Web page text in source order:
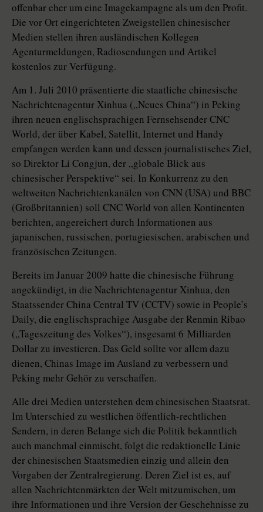
offenbar eher um eine Imagekampagne als um den Profit.
Die vor Ort eingerichteten Zweigstellen chinesischer
Medien stellen ihren ausländischen Kollegen
Agenturmeldungen, Radiosendungen und Artikel
kostenlos zur Verfügung.
Am 1. Juli 2010 präsentierte die staatliche chinesische
Nachrichtenagentur Xinhua („Neues China“) in Peking
ihren neuen englischsprachigen Fernsehsender CNC
World, der über Kabel, Satellit, Internet und Handy
empfangen werden kann und dessen journalistisches Ziel,
so Direktor Li Congjun, der „globale Blick aus
chinesischer Perspektive“ sei. In Konkurrenz zu den
weltweiten Nachrichtenkanälen von CNN (USA) und BBC
(Großbritannien) soll CNC World von allen Kontinenten
berichten, angereichert durch Informationen aus
japanischen, russischen, portugiesischen, arabischen und
französischen Zeitungen.
Bereits im Januar 2009 hatte die chinesische Führung
angekündigt, in die Nachrichtenagentur Xinhua, den
Staatssender China Central TV (CCTV) sowie in People’s
Daily, die englischsprachige Ausgabe der Renmin Ribao
(„Tageszeitung des Volkes“), insgesamt 6 Milliarden
Dollar zu investieren. Das Geld sollte vor allem dazu
dienen, Chinas Image im Ausland zu verbessern und
Peking mehr Gehör zu verschaffen.
Alle drei Medien unterstehen dem chinesischen Staatsrat.
Im Unterschied zu westlichen öffentlich-rechtlichen
Sendern, in deren Belange sich die Politik bekanntlich
auch manchmal einmischt, folgt die redaktionelle Linie
der chinesischen Staatsmedien einzig und allein den
Vorgaben der Zentralregierung. Deren Ziel ist es, auf
allen Nachrichtenmärkten der Welt mitzumischen, um
ihre Informationen und ihre Version der Geschehnisse zu